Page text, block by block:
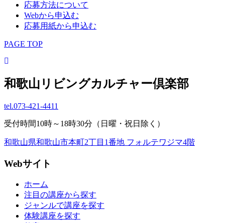
応募方法について
Webから申込む
応募用紙から申込む
PAGE TOP
和歌山リビングカルチャー倶楽部
tel.073-421-4411
受付時間10時～18時30分（日曜・祝日除く）
和歌山県和歌山市本町2丁目1番地 フォルテワジマ4階
Webサイト
ホーム
注目の講座から探す
ジャンルで講座を探す
体験講座を探す